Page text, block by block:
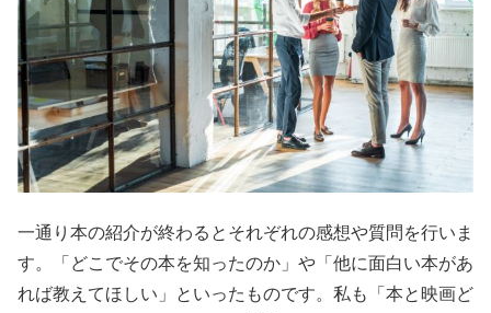
一通り本の紹介が終わるとそれぞれの感想や質問を行いま
す。「どこでその本を知ったのか」や「他に面白い本があ
れば教えてほしい」といったものです。私も「本と映画ど